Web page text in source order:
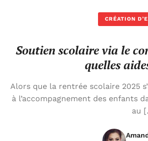
CRÉATION
Soutien scolaire via le
quelles
Alors que la rentrée scolaire 2025
à l’accompagnement des enfants
au